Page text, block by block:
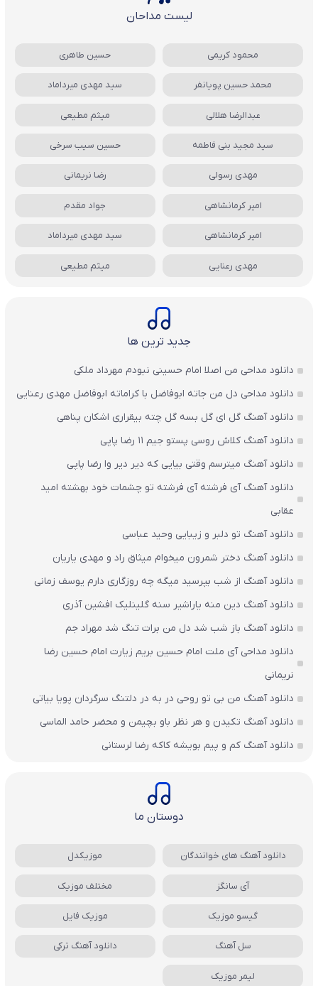
لیست مداحان
محمود کریمی حسین طاهری
محمد حسین پویانفر سید مهدی میرداماد
عبدالرضا هلالی میثم مطیعی
سید مجید بنی فاطمه حسین سیب سرخی
مهدی رسولی رضا نریمانی
امیر کرمانشاهی جواد مقدم
امیر کرمانشاهی سید مهدی میرداماد
مهدی رعنایی میثم مطیعی
جدید ترین ها
دانلود مداحی من اصلا امام حسینی نبودم مهرداد ملکی
دانلود مداحی دل من جاته ابوفاضل با کراماته ابوفاضل مهدی رعنایی
دانلود آهنگ گل ای گل بسه گل چته بیقراری اشکان پناهی
دانلود آهنگ کلاش روسی پستو جیم ۱۱ رضا پاپی
دانلود آهنگ میترسم وقتی بیایی که دیر دیر وا رضا پاپی
دانلود آهنگ آی فرشته آی فرشته تو چشمات خود بهشته امید
عقابی
دانلود آهنگ تو دلبر و زیبایی وحید عباسی
دانلود آهنگ دختر شمرون میخوام میثاق راد و مهدی یاریان
دانلود آهنگ از شب بپرسید میگه چه روزگاری دارم یوسف زمانی
دانلود آهنگ دین منه یاراشیر سنه گلینلیک افشین آذری
دانلود آهنگ باز شب شد دل من برات تنگ شد مهراد جم
دانلود مداحی آی ملت امام حسین بریم زیارت امام حسین رضا
نریمانی
دانلود آهنگ من بی تو روحی در به در دلتنگ سرگردان پویا بیاتی
دانلود آهنگ تکیدن و هر نظر باو بچیمن و محضر حامد الماسی
دانلود آهنگ کم و پیم بویشه کاکه رضا لرستانی
دوستان ما
دانلود آهنگ های خوانندگان موزیکدل
آی سانگز مختلف موزیک
گیسو موزیک موزیک فایل
سل آهنگ دانلود آهنگ ترکی
لیمر موزیک